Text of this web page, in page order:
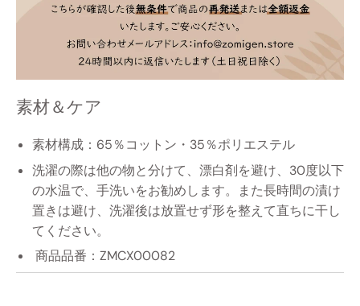
素材＆ケア
素材構成：65％コットン・35％ポリエステル
洗濯の際は他の物と分けて、漂白剤を避け、30度以下
の水温で、手洗いをお勧めします。また長時間の漬け
置きは避け、洗濯後は放置せず形を整えて直ちに干し
てください。
商品品番：ZMCX00082